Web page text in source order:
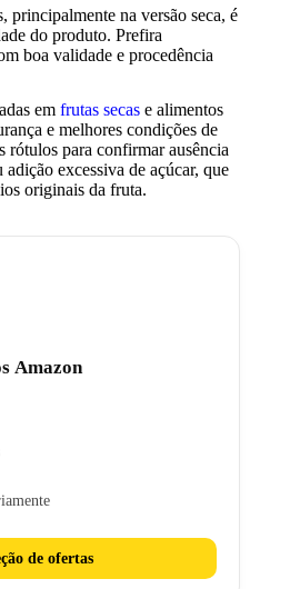
principalmente na versão seca, é
do produto. Prefira
boa validade e procedência
em frutas secas e alimentos
e melhores condições de
rótulos para confirmar ausência
excessiva de açúcar, que
originais da fruta.
Amazon
de ofertas